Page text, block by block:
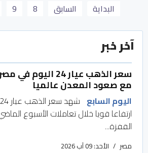
البداية السابق 8
9
آخر خبر
سعر الذهب عيار 24
مع صعود المعدن عالميا
اليوم السابع
ارتفاعا قويا خلال تعاملات الأسبوع
القفزة...
مصر الأحد: 09 آب 2026